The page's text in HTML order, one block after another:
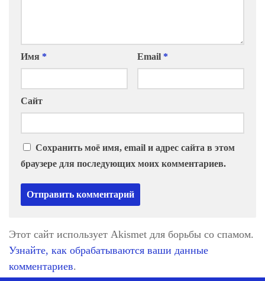
Имя * Email *
Сайт
Сохранить моё имя, email и адрес сайта в этом
браузере для последующих моих комментариев.
Этот сайт использует Akismet для борьбы со спамом.
Узнайте, как обрабатываются ваши данные
комментариев.